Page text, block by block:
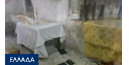
ΕΛΛΆΔΑ